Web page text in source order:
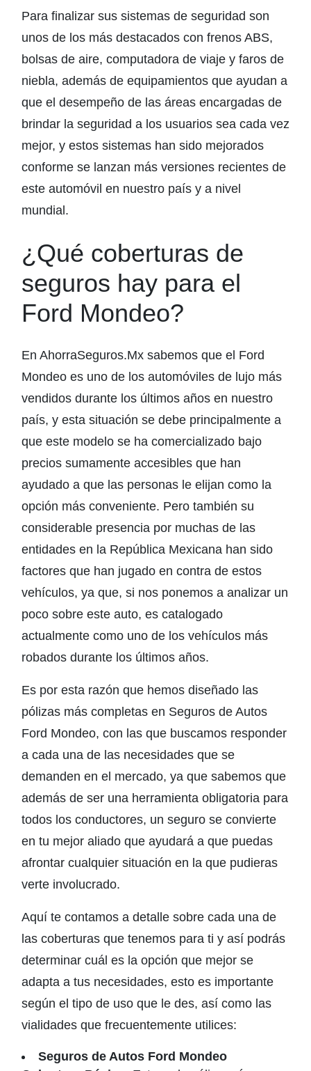
Para finalizar sus sistemas de seguridad son
unos de los más destacados con frenos ABS,
bolsas de aire, computadora de viaje y faros de
niebla, además de equipamientos que ayudan a
que el desempeño de las áreas encargadas de
brindar la seguridad a los usuarios sea cada vez
mejor, y estos sistemas han sido mejorados
conforme se lanzan más versiones recientes de
este automóvil en nuestro país y a nivel
mundial.
¿Qué coberturas de
seguros hay para el
Ford Mondeo?
En AhorraSeguros.Mx sabemos que el Ford
Mondeo es uno de los automóviles de lujo más
vendidos durante los últimos años en nuestro
país, y esta situación se debe principalmente a
que este modelo se ha comercializado bajo
precios sumamente accesibles que han
ayudado a que las personas le elijan como la
opción más conveniente. Pero también su
considerable presencia por muchas de las
entidades en la República Mexicana han sido
factores que han jugado en contra de estos
vehículos, ya que, si nos ponemos a analizar un
poco sobre este auto, es catalogado
actualmente como uno de los vehículos más
robados durante los últimos años.
Es por esta razón que hemos diseñado las
pólizas más completas en Seguros de Autos
Ford Mondeo, con las que buscamos responder
a cada una de las necesidades que se
demanden en el mercado, ya que sabemos que
además de ser una herramienta obligatoria para
todos los conductores, un seguro se convierte
en tu mejor aliado que ayudará a que puedas
afrontar cualquier situación en la que pudieras
verte involucrado.
Aquí te contamos a detalle sobre cada una de
las coberturas que tenemos para ti y así podrás
determinar cuál es la opción que mejor se
adapta a tus necesidades, esto es importante
según el tipo de uso que le des, así como las
vialidades que frecuentemente utilices:
Seguros de Autos Ford Mondeo